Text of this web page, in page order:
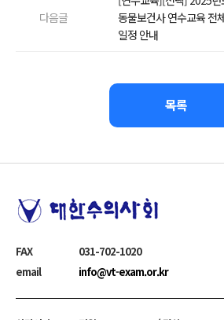
다음글
동물보건사 연수교육 전
일정 안내
목록
FAX
031-702-1020
email
info@vt-exam.or.kr